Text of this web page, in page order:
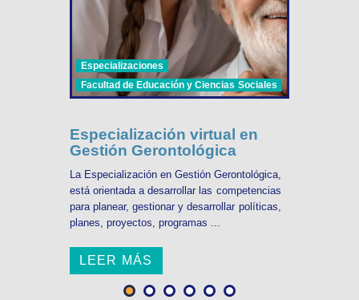
Especializaciones
Facultad de Educación y Ciencias Sociales
Especialización virtual en
Gestión Gerontológica
La Especialización en Gestión Gerontológica,
está orientada a desarrollar las competencias
para planear, gestionar y desarrollar políticas,
planes, proyectos, programas ...
LEER MÁS